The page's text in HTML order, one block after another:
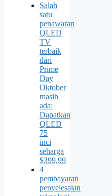
Salah
satu
penawaran
QLED
TV
terbaik
dari
Prime
Day
Oktober
masih
ada:
Dapatkan
QLED
75
inci
seharga
$399,99
4
pembayaran
penyelesaian